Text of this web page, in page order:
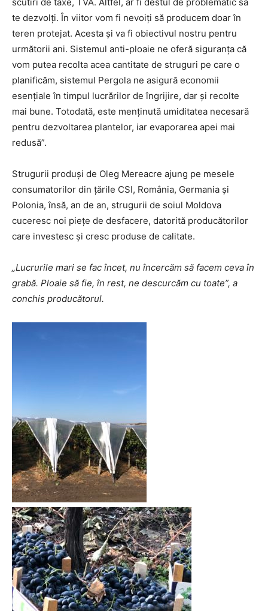
te dezvolți. În viitor vom fi nevoiți să producem doar în
teren protejat. Acesta și va fi obiectivul nostru pentru
următorii ani. Sistemul anti-ploaie ne oferă siguranța că
vom putea recolta acea cantitate de struguri pe care o
planificăm, sistemul Pergola ne asigură economii
esențiale în timpul lucrărilor de îngrijire, dar și recolte
mai bune. Totodată, este menținută umiditatea necesară
pentru dezvoltarea plantelor, iar evaporarea apei mai
redusă”.
Strugurii produși de Oleg Mereacre ajung pe mesele
consumatorilor din țările CSI, România, Germania și
Polonia, însă, an de an, strugurii de soiul Moldova
cuceresc noi piețe de desfacere, datorită producătorilor
care investesc și cresc produse de calitate.
„Lucrurile mari se fac încet, nu încercăm să facem ceva în
grabă. Ploaie să fie, în rest, ne descurcăm cu toate”, a
conchis producătorul.